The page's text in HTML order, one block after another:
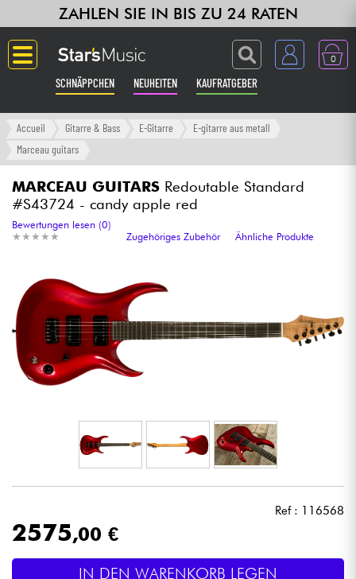
ZAHLEN SIE IN BIS ZU 24 RATEN
0
SCHNÄPPCHEN NEUHEITEN KAUFRATGEBER
Langue
Verstärker & Effekte
Klaviere & Piano
Synths & samplers
Studio
Kopfhörer
Licht
Accueil Gitarre & Bass E-Gitarre
E-gitarre aus metall
Marceau guitars
MARCEAU GUITARS Redoutable Standard
#S43724 - candy apple red
★ ★ ★ ★ ★
★ ★ ★ ★ ★
Bewertungen lesen (0)
Zugehöriges Zubehör
Ähnliche Produkte
Ref : 116568
2575,00 €
IN DEN WARENKORB LEGEN